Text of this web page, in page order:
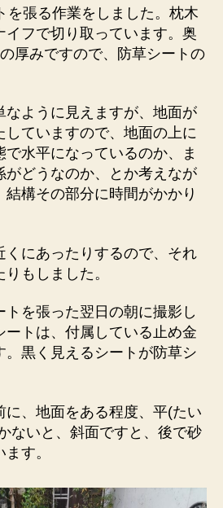
を張る作業をしました。枕木
イフで切り取っています。奥
厚みですので、防草シートの
なように見えますが、地面が
していますので、地面の上に
水平になっているのか、ま
がどうなのか、とか考えなが
結構その部分に時間がかかり
くにあったりするので、それ
もしました。
を張った翌日の朝に撮影し
ートは、付属している止め金
。黒く見えるシートが防草シ
に、地面をある程度、平(たい
ないと、斜面ですと、後で砂
す。